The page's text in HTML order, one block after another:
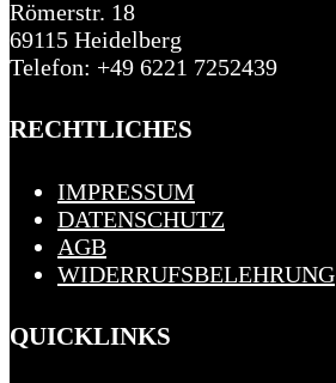
Römerstr. 18
69115 Heidelberg
Telefon: +49 6221 7252439
RECHTLICHES
IMPRESSUM
DATENSCHUTZ
AGB
WIDERRUFSBELEHRUNG
QUICKLINKS